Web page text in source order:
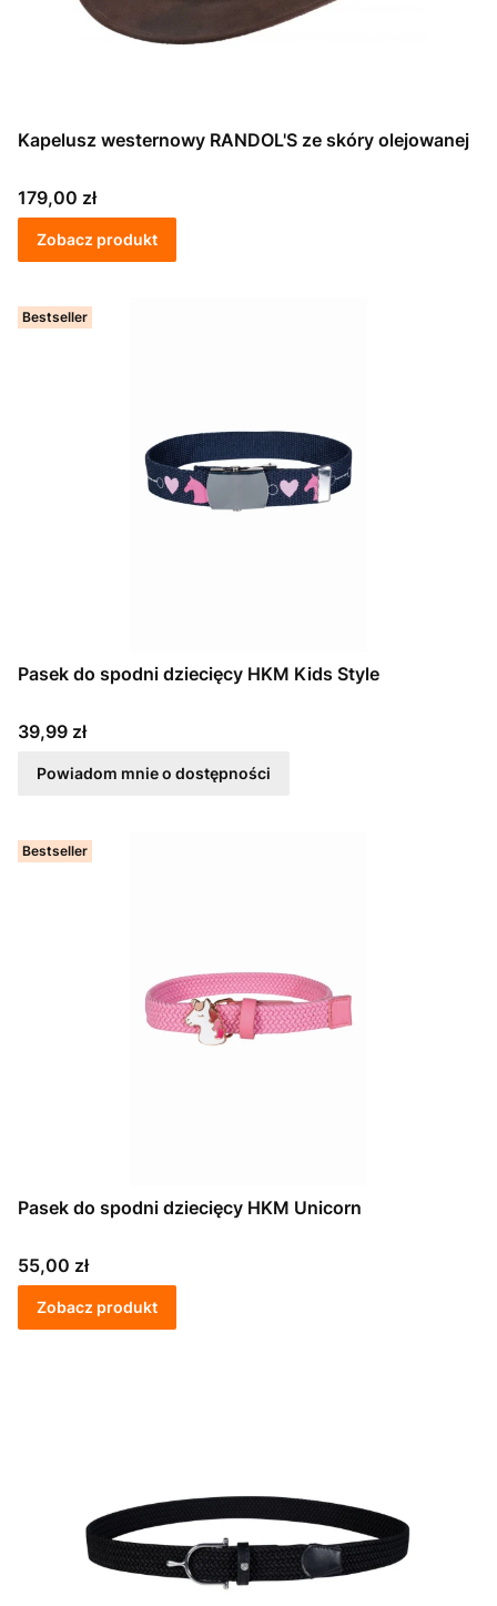
Kapelusz westernowy RANDOL'S ze skóry olejowanej
Cena
179,00 zł
Zobacz produkt
Bestseller
Pasek do spodni dziecięcy HKM Kids Style
Cena
39,99 zł
Powiadom mnie o dostępności
Bestseller
Pasek do spodni dziecięcy HKM Unicorn
Cena
55,00 zł
Zobacz produkt